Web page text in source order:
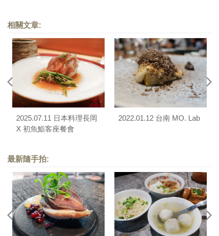
相關文章:
2025.07.11 日本料理長岡
X 初魚鮨客座餐會
2022.01.12 台南 MO. Lab
最新隨手拍: